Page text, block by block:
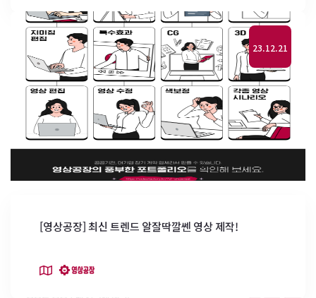
23.12.21
[영상공장] 최신 트렌드 알잘딱깔쎈 영상 제작!